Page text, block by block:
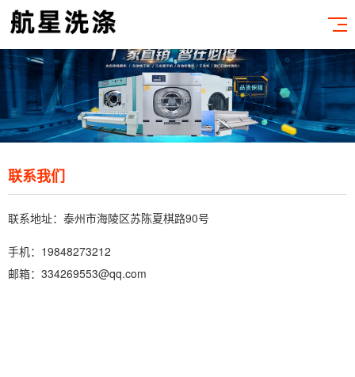
联系我们
联系地址：泰州市海陵区苏陈夏棋路90号
手机：19848273212
邮箱：334269553@qq.com